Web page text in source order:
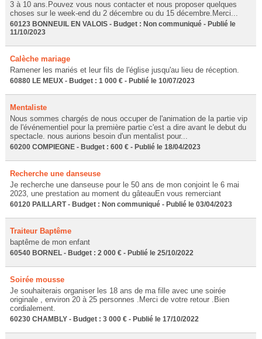
3 à 10 ans.Pouvez vous nous contacter et nous proposer quelques
choses sur le week-end du 2 décembre ou du 15 décembre.Merci...
60123 BONNEUIL EN VALOIS - Budget : Non communiqué - Publié le
11/10/2023
Calèche mariage
Ramener les mariés et leur fils de l'église jusqu'au lieu de réception.
60880 LE MEUX - Budget : 1 000 € - Publié le 10/07/2023
Mentaliste
Nous sommes chargés de nous occuper de l'animation de la partie vip
de l'événementiel pour la première partie c'est a dire avant le debut du
spectacle. nous aurions besoin d'un mentalist pour...
60200 COMPIEGNE - Budget : 600 € - Publié le 18/04/2023
Recherche une danseuse
Je recherche une danseuse pour le 50 ans de mon conjoint le 6 mai
2023, une prestation au moment du gâteauEn vous remerciant
60120 PAILLART - Budget : Non communiqué - Publié le 03/04/2023
Traiteur Baptême
baptême de mon enfant
60540 BORNEL - Budget : 2 000 € - Publié le 25/10/2022
Soirée mousse
Je souhaiterais organiser les 18 ans de ma fille avec une soirée
originale , environ 20 à 25 personnes .Merci de votre retour .Bien
cordialement.
60230 CHAMBLY - Budget : 3 000 € - Publié le 17/10/2022